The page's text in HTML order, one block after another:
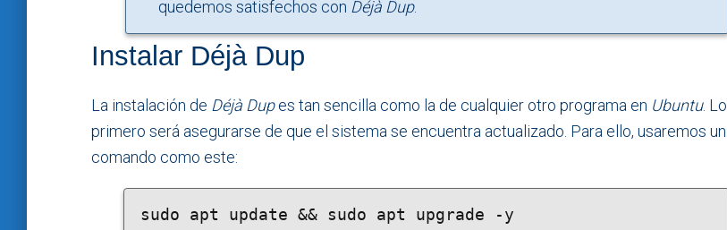
quedemos satisfechos con Déjà Dup.
Instalar Déjà Dup
La instalación de Déjà Dupes tan sencilla como la de cualquier otro programa en Ubuntu. Lo
primero será asegurarse de que el sistema se encuentra actualizado. Para ello, usaremos un
comando como este:
sudo apt update && sudo apt upgrade -y